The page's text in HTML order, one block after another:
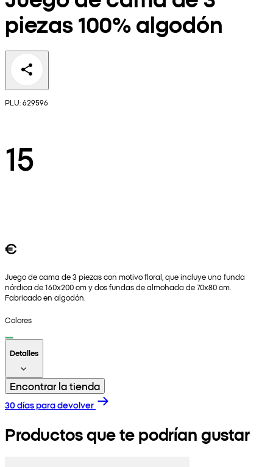
piezas 100% algodón
PLU: 629596
15
€
Juego de cama de 3 piezas con motivo floral, que incluye una funda
nórdica de 160x200 cm y dos fundas de almohada de 70x80 cm.
Fabricado en algodón.
Colores
Detalles
Encontrar la tienda
30 días para devolver
Productos que te podrían gustar